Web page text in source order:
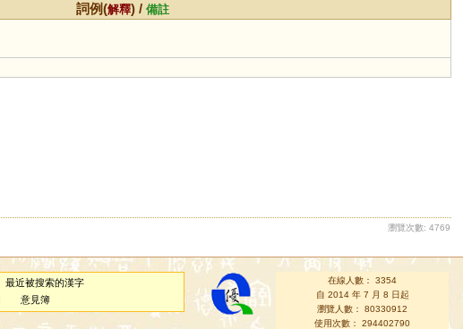
詞例(解釋) /備註
瀏覽次數: 4769
最近被搜索的漢字
意見簿
在線人數： 3354
自 2014 年 7 月 8 日起
瀏覽人數： 80330912
使用次數： 294402790